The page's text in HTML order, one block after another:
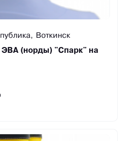
Воткинск
ЭВА (норды) "Спарк" на